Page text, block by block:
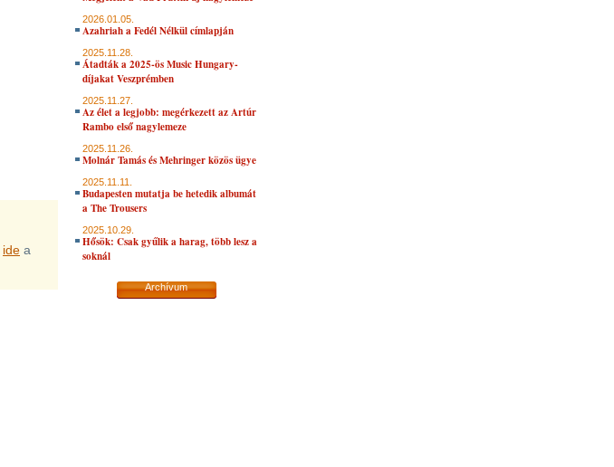
ide a
2026.01.05.
Azahriah a Fedél Nélkül címlapján
2025.11.28.
Átadták a 2025-ös Music Hungary-
díjakat Veszprémben
2025.11.27.
Az élet a legjobb: megérkezett az Artúr
Rambo első nagylemeze
2025.11.26.
Molnár Tamás és Mehringer közös ügye
2025.11.11.
Budapesten mutatja be hetedik albumát
a The Trousers
2025.10.29.
Hősök: Csak gyűlik a harag, több lesz a
soknál
Archívum